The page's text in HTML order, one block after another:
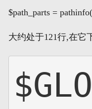
$path_parts =
大约处于121行,在它